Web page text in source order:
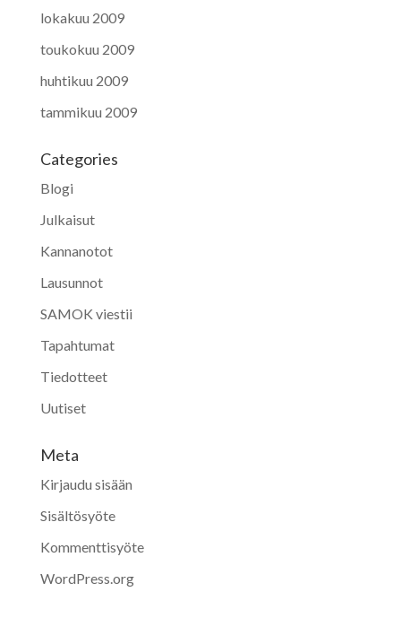
lokakuu 2009
toukokuu 2009
huhtikuu 2009
tammikuu 2009
Categories
Blogi
Julkaisut
Kannanotot
Lausunnot
SAMOK viestii
Tapahtumat
Tiedotteet
Uutiset
Meta
Kirjaudu sisään
Sisältösyöte
Kommenttisyöte
WordPress.org